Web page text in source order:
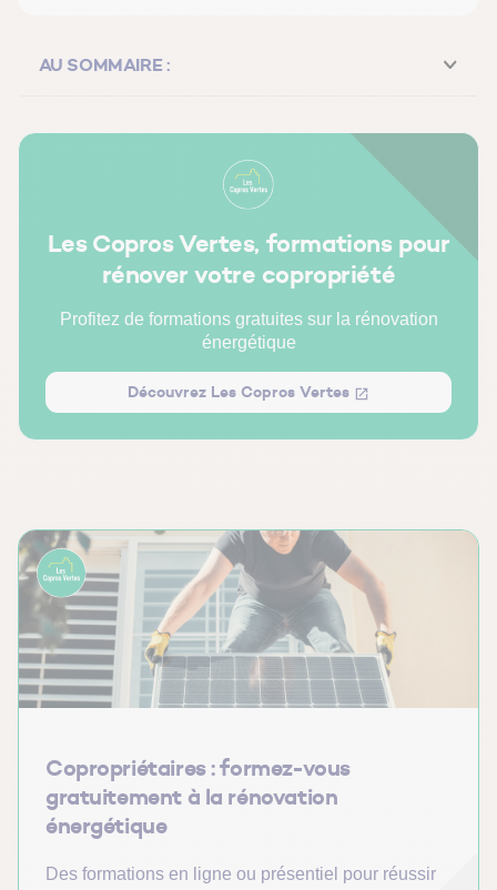
Copropriétaires : formez-vous
gratuitement à la rénovation
énergétique
Des formations en ligne ou présentiel pour réussir
AU SOMMAIRE :
Contrôlez l’étanchéité des fenêtres et des portes
Choisissez bien votre électroménager
Économisez l'eau
Éclairez de manière raisonnée
Veillez au branchement de vos appareils multimédia
Les Copros Vertes, formations pour
rénover votre copropriété
Profitez de formations gratuites sur la rénovation
énergétique
Découvrez Les Copros Vertes